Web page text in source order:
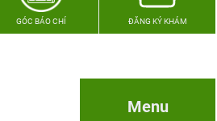
GÓC BÁO CHÍ ĐĂNG KÝ KHÁM
Menu